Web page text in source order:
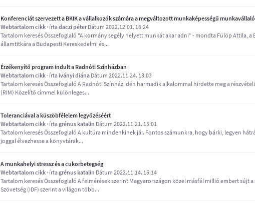
Konferenciát szervezett a BKIK a vállalkozók számára a megváltozott munkaképességű
Webtartalom cikk · írtadaczi péter Dátum 2022.12.01. 16:24
Tartalom keresés Összefoglaló "A kormány segély helyett munkát akar adni” - mondta Fülöp
államtitkára a Budapesti Kereskedelmi és...
Érzékenyítő program indult a Radnóti Színházban
Webtartalom cikk · írta iványi diána Dátum 2022.11.24. 13:03
Tartalom keresés Összefoglaló A Radnóti Színház idén harmadik alkalommal hirdette meg a
(RIM) Közelítő címmel különleges...
Toleranciával a küszöbfélelem legyőzéséért
Webtartalom cikk · írtagrénus katalin Dátum 2022.11.21. 15:01
Tartalom keresés Összefoglaló A kultúra mindenkinek jár. Fontos számunkra, hogy bárki, legyen
joggal élvezhesse a könyvtárak...
A munkahelyi stressz és a cukorbetegség
Webtartalom cikk · írtagrénus katalin Dátum 2022.11.14. 15:14
Tartalom keresés Összefoglaló A felmérések szerint Magyarországon közel másfél millió embert sújt
Szövetség (IDF) szerint a világon több...